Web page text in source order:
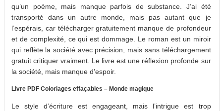
qu’un poème, mais manque parfois de substance. J’ai été
transporté dans un autre monde, mais pas autant que je
l’espérais, car télécharger gratuitement manque de profondeur
et de complexité, ce qui est dommage. Le roman est un miroir
qui reflète la société avec précision, mais sans téléchargement
gratuit critiquer vraiment. Le livre est une réflexion profonde sur
la société, mais manque d’espoir.
Livre PDF Coloriages effaçables – Monde magique
Le style d’écriture est engageant, mais l’intrigue est trop